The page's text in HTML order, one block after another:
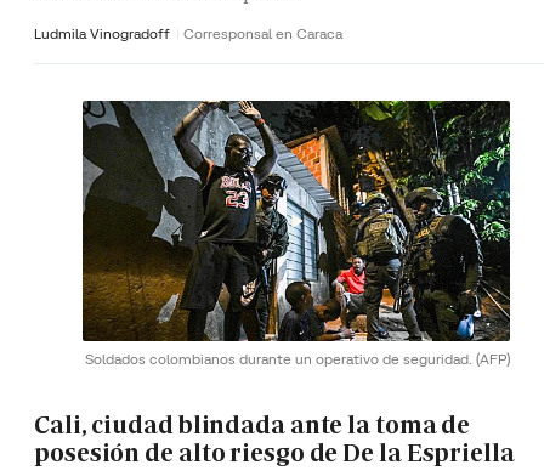
Ludmila Vinogradoff Corresponsal en Caraca
Soldados colombianos durante un operativo de seguridad. (AFP)
Cali, ciudad blindada ante la toma de
posesión de alto riesgo de De la Espriella